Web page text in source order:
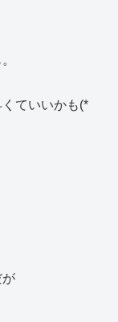
ていいかも(*
が